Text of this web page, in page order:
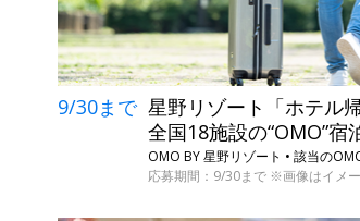
9/30まで 星野リゾート「ホテル
全国18施設の“OMO”宿
OMO BY 星野リゾート • 該当の
応募期間：9/30まで ※画像はイメ